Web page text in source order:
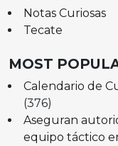
Notas Curiosas
Tecate
MOST
Calendario de
(376)
Aseguran
equipo táctico